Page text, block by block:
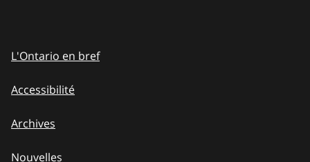
L'Ontario en bref
Accessibilité
Archives
Nouvelles